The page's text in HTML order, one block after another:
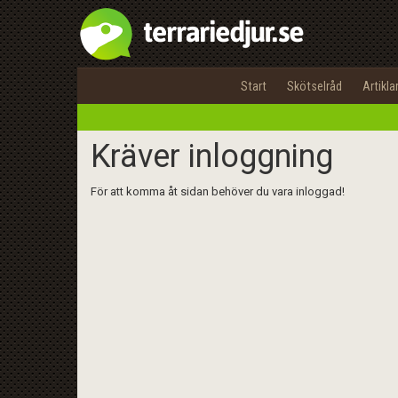
Start Skötselråd Artiklar
Kräver inloggning
För att komma åt sidan behöver du vara inloggad!